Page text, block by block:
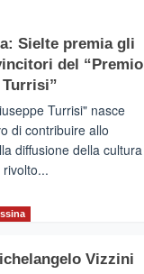
Sielte premia gli
del “Premio
Turrisi" nasce
di contribuire allo
diffusione della cultura
Vizzini